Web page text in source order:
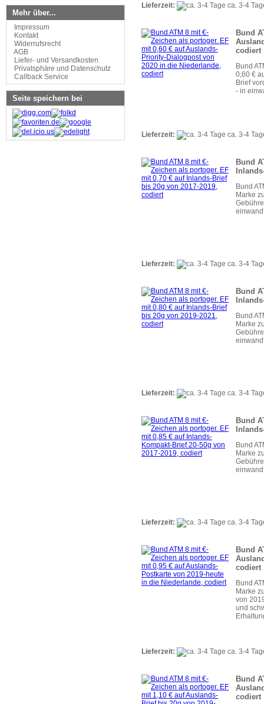
Lieferzeit: ca. 3-4
Bund
codiert
Bund
0,60 €
Brief
- in
Lieferzeit: ca. 3-4
Bund
Bund
Marke
Lieferzeit: ca. 3-4
Bund
Bund
Marke
Lieferzeit: ca. 3-4
Bund
Bund
Marke
Lieferzeit: ca. 3-4
Bund
codiert
Bund
Marke
von
und
Lieferzeit: ca. 3-4
Bund
codiert
Mehr über...
Impressum
Kontakt
Widerrufsrecht
AGB
Liefer- und Versandkosten
Privatsphäre und Datenschutz
Callback Service
Seite speichern bei